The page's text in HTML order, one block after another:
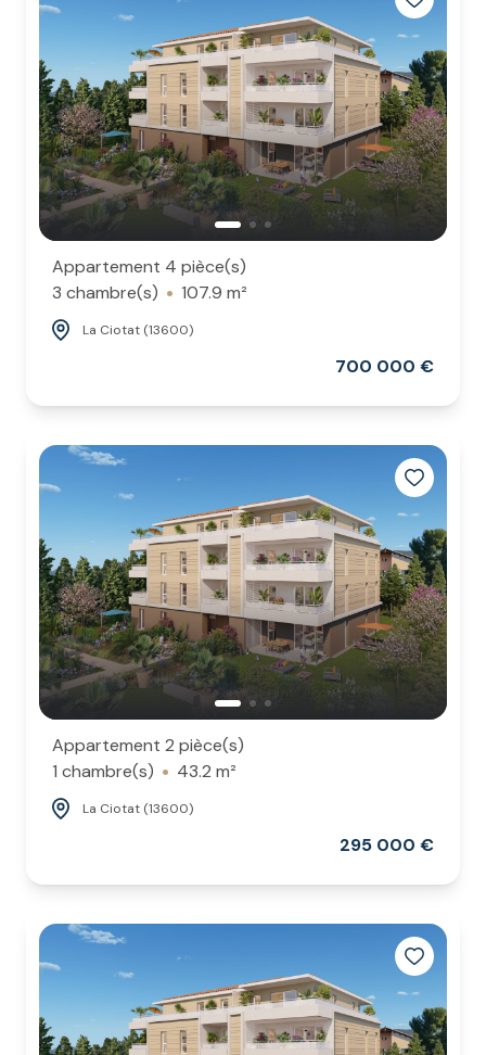
Appartement 4 pièce(s)
3 chambre(s)
107.9 m²
La Ciotat (13600)
700 000 €
Appartement 2 pièce(s)
1 chambre(s)
43.2 m²
La Ciotat (13600)
295 000 €